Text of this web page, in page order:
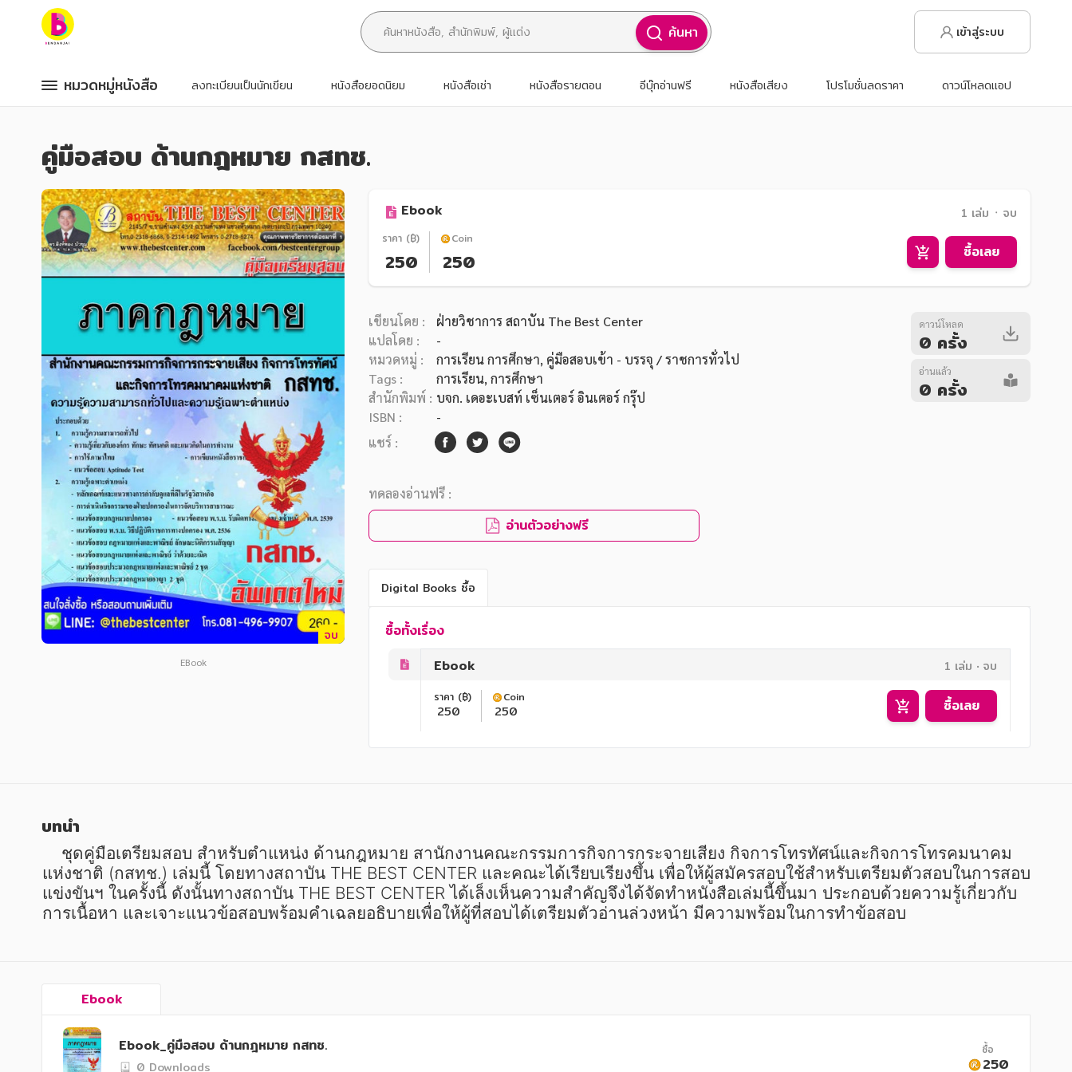
หมวดหมู่หนังสือ
หมวดหมู่ยอดนิยม
หนังสือออกใหม่
หนังสือยอดนิยม
หนังสือเช่า
อีบุ๊กอ่านฟรี
หนังสือเสียง
โปรโมชั่นลดราคา
หมวดหมู่หนังสือ
อาหาร สุขภาพ การแพทย์
ศิลปะ บันเทิง กีฬา ท่องเที่ยว
สังคม วัฒนธรรม การปกครอง ศาสนาและปรัชญา
ศาสนา และปรัชญา
กฎหมาย สัญญา ภาษี
การเงิน การลงทุน บริหาร
นิตยสาร หนังสือพิมพ์
ครอบครัว
วรรณกรรม
การเกษตร ชีววิทยา
การเรียน การศึกษา
เทคโนโลยี การสื่อสาร วิทยาศาสตร์
การ์ตูนความรู้ การ์ตูน
การ์ตูนมังงะ (Manga)
ค้นหา เข้าสู่ระบบ
หมวดหมู่หนังสือ
หมวดหมู่หนังสือ
หมวดหมู่ยอดนิยม
หนังสือออกใหม่
หนังสือยอดนิยม
หนังสือเช่า
อีบุ๊กอ่านฟรี
หนังสือเสียง
โปรโมชั่นลดราคา
หมวดหมู่หนังสือ
อาหาร สุขภาพ การแพทย์
ศิลปะ บันเทิง กีฬา ท่องเที่ยว
สังคม วัฒนธรรม การปกครอง ศาสนาและปรัชญา
ศาสนา และปรัชญา
กฎหมาย สัญญา ภาษี
การเงิน การลงทุน บริหาร
นิตยสาร หนังสือพิมพ์
ครอบครัว
วรรณกรรม
การเกษตร ชีววิทยา
การเรียน การศึกษา
เทคโนโลยี การสื่อสาร วิทยาศาสตร์
การ์ตูนความรู้ การ์ตูน
การ์ตูนมังงะ (Manga)
ลงทะเบียนเป็นนักเขียน หนังสือยอดนิยม หนังสือเช่า หนังสือรายตอน อีบุ๊กอ่านฟรี หนังสือเสียง โปรโมชั่นลดราคา ดาวน์โหลดแอป
คู่มือสอบ ด้านกฎหมาย กสทช.
จบ
EBook
Ebook 1 เล่ม ᛫ จบ
ราคา (฿)
250
Coin
250 ซื้อเลย
เขียนโดย :
ฝ่ายวิชาการ สถาบัน The Best Center
แปลโดย :
-
หมวดหมู่ :
การเรียน การศึกษา, คู่มือสอบเข้า - บรรจุ / ราชการทั่วไป
Tags :
การเรียน, การศึกษา
สำนักพิมพ์ : บจก. เดอะเบสท์ เซ็นเตอร์ อินเตอร์ กรุ๊ป
ISBN :
-
แชร์ :
ดาวน์โหลด
0 ครั้ง
อ่านแล้ว
0 ครั้ง
ทดลองอ่านฟรี :
อ่านตัวอย่างฟรี
Digital Books ซื้อ
ซื้อทั้งเรื่อง
Ebook
1 เล่ม จบ
ราคา (฿)
250
Coin
250 ซื้อเลย
บทนำ
แห่งชาติ (กสทช.) เล่มนี้ โดยทางสถาบัน THE BEST CENTER และคณะได้เรียบเรียงขึ้น เพื่อให้ผู้สมัครสอบใช้สำหรับเตรียมตัวสอบในการสอบ
แข่งขันฯ ในครั้งนี้ ดังนั้นทางสถาบัน THE BEST CENTER ได้เล็งเห็นความสำคัญจึงได้จัดทำหนังสือเล่มนี้ขึ้นมา ประกอบด้วยความรู้เกี่ยวกับ
การเนื้อหา และเจาะแนวข้อสอบพร้อมคำเฉลยอธิบายเพื่อให้ผู้ที่สอบได้เตรียมตัวอ่านล่วงหน้า มีความพร้อมในการทำข้อสอบ
Ebook
Ebook_คู่มือสอบ ด้านกฎหมาย กสทช.
0 Downloads
ซื้อ
250